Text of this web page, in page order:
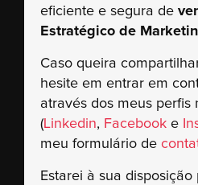
eficiente e segura de
Estratégico de
Caso queira
hesite em entrar em
através dos meus perfis
(Linkedin, Facebook e
meu formulário de
Estarei à sua